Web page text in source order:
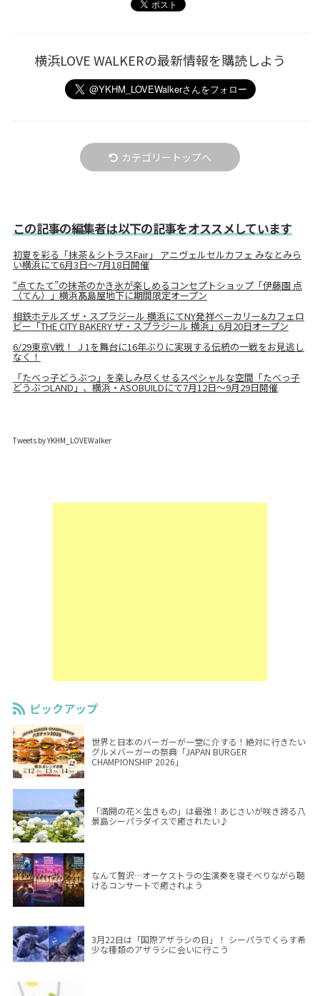
横浜LOVE WALKERの最新情報を購読しよう
カテゴリートップへ
この記事の編集者は以下の記事をオススメしています
初夏を彩る「抹茶＆シトラスFair」 アニヴェルセルカフェ みなとみら
い横浜にて6月3日～7月18日開催
“点てたて”の抹茶のかき氷が楽しめるコンセプトショップ「伊藤園 点
（てん）」横浜髙島屋地下に期間限定オープン
相鉄ホテルズ ザ・スプラジール 横浜にてNY発祥ベーカリー&カフェロ
ビー「THE CITY BAKERY ザ・スプラジール 横浜」6月20日オープン
6/29東京V戦！ Ｊ1を舞台に16年ぶりに実現する伝統の一戦をお見逃し
なく！
「たべっ子どうぶつ」を楽しみ尽くせるスペシャルな空間「たべっ子
どうぶつLAND」、横浜・ASOBUILDにて7月12日～9月29日開催
Tweets by YKHM_LOVEWalker
ピックアップ
世界と日本のバーガーが一堂に介する！絶対に行きたい
グルメバーガーの祭典「JAPAN BURGER
CHAMPIONSHIP 2026」
「満開の花×生きもの」は最強！あじさいが咲き誇る八
景島シーパラダイスで癒されたい♪
なんて贅沢…オーケストラの生演奏を寝そべりながら聴
けるコンサートで癒されよう
3月22日は「国際アザラシの日」！ シーパラでくらす希
少な種類のアザラシに会いに行こう